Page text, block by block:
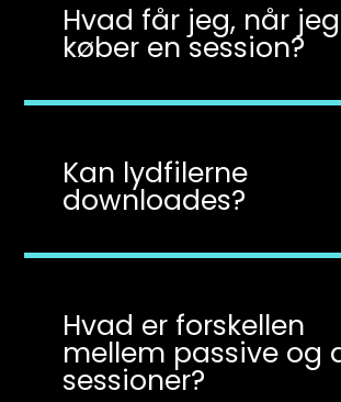
Hvad får jeg, når jeg
køber en session?
Kan lydfilerne
downloades?
Hvad er forskellen
mellem passive og
sessioner?